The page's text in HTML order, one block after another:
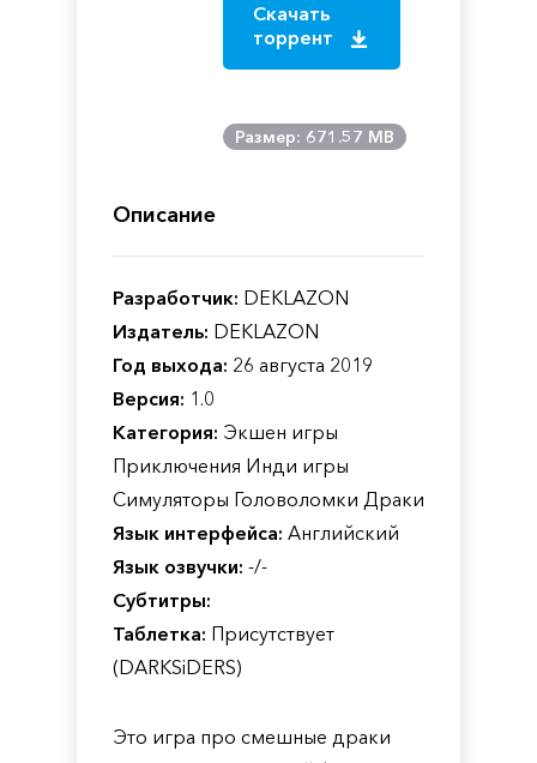
Скачать
торрент
Размер: 671.57 MB
Описание
Разработчик: DEKLAZON
Издатель: DEKLAZON
Год выхода: 26 августа 2019
Версия: 1.0
Категория: Экшен игры
Приключения Инди игры
Симуляторы Головоломки Драки
Язык интерфейса: Английский
Язык озвучки: -/-
Субтитры:
Таблетка: Присутствует
(DARKSiDERS)
Это игра про смешные драки